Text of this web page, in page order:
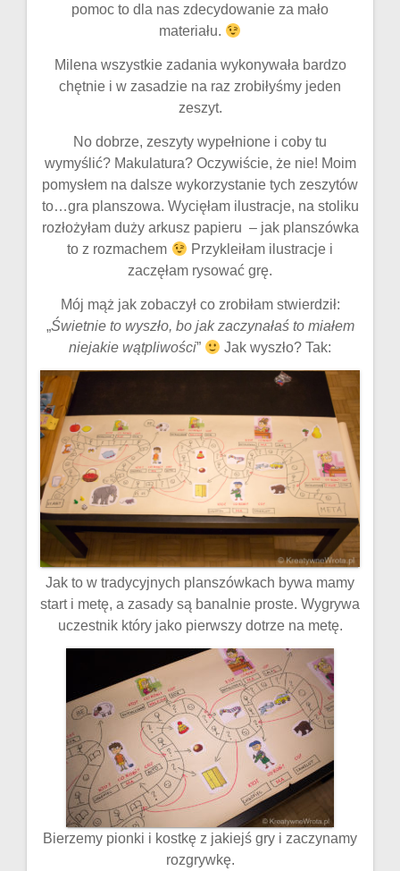
pomoc to dla nas zdecydowanie za mało
materiału.
Milena wszystkie zadania wykonywała bardzo
chętnie i w zasadzie na raz zrobiłyśmy jeden
zeszyt.
No dobrze, zeszyty wypełnione i coby tu
wymyślić? Makulatura? Oczywiście, że nie! Moim
pomysłem na dalsze wykorzystanie tych zeszytów
to…gra planszowa. Wycięłam ilustracje, na stoliku
rozłożyłam duży arkusz papieru – jak planszówka
to z rozmachem
Przykleiłam ilustracje i
zaczęłam rysować grę.
Mój mąż jak zobaczył co zrobiłam stwierdził:
„Świetnie to wyszło, bo jak zaczynałaś to miałem
niejakie wątpliwości” Jak wyszło? Tak:
Jak to w tradycyjnych planszówkach bywa mamy
start i metę, a zasady są banalnie proste. Wygrywa
uczestnik który jako pierwszy dotrze na metę.
Bierzemy pionki i kostkę z jakiejś gry i zaczynamy
rozgrywkę.